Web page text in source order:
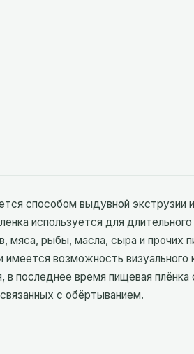
способом выдувной экструзии
используется для длительного
мяса, рыбы, масла, сыра и прочих
имеется возможность
последнее время пищевая плёнка
с обёртыванием.